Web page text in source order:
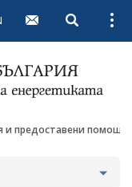
Open
и предоставени помощи